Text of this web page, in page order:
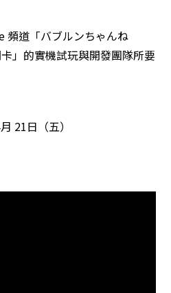
頻道「バブルンちゃんね
」的實機試玩與開發團隊所要
21日（五）